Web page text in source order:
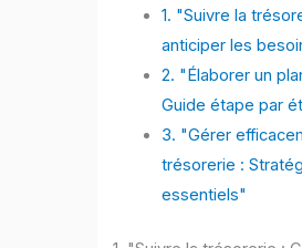
1. "Suivre la
anticiper les
2. "Élaborer un
Guide étape par
3. "Gérer
trésorerie :
essentiels"